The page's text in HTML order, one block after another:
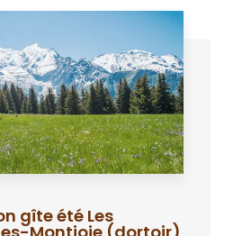
gîte été Les